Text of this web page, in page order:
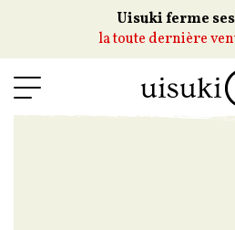
Uisuki ferme
la toute dernière